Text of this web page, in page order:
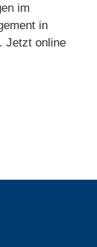
im
in
Jetzt online